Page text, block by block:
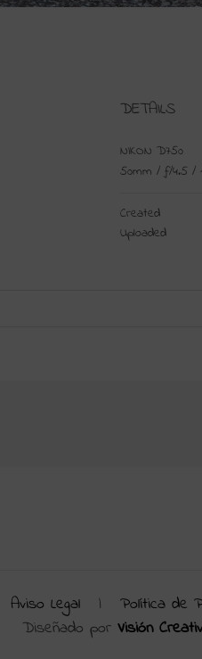
DETAILS
NIKON D750
50mm / ƒ/4.5 /
Created
Uploaded
Aviso Legal| Política de
Diseñado por Visión